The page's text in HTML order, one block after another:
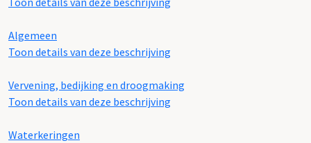
Algemeen
Toon details van deze beschrijving
Vervening, bedijking en droogmaking
Toon details van deze beschrijving
Waterkeringen